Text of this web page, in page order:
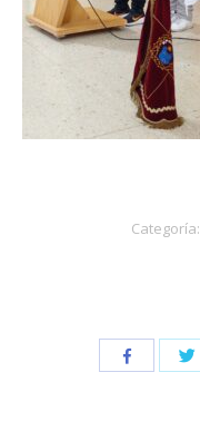
Categoría:
Compartir